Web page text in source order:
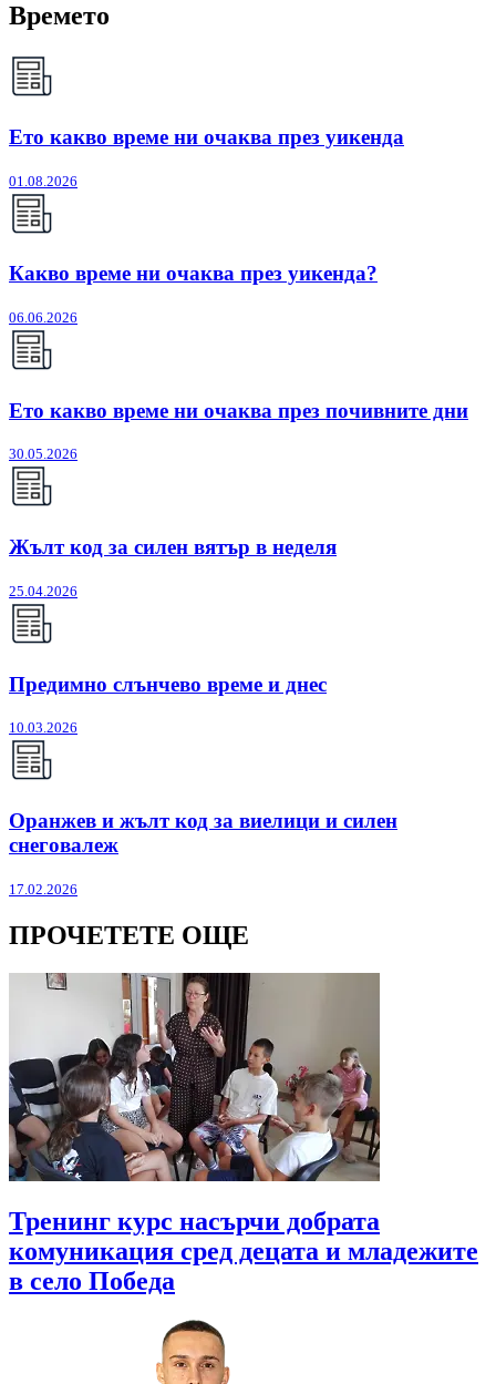
Времето
Ето какво време ни очаква през уикенда
01.08.2026
Какво време ни очаква през уикенда?
06.06.2026
Ето какво време ни очаква през почивните дни
30.05.2026
Жълт код за силен вятър в неделя
25.04.2026
Предимно слънчево време и днес
10.03.2026
Оранжев и жълт код за виелици и силен
снеговалеж
17.02.2026
ПРОЧЕТЕТЕ ОЩЕ
Тренинг курс насърчи добрата
комуникация сред децата и младежите
в село Победа